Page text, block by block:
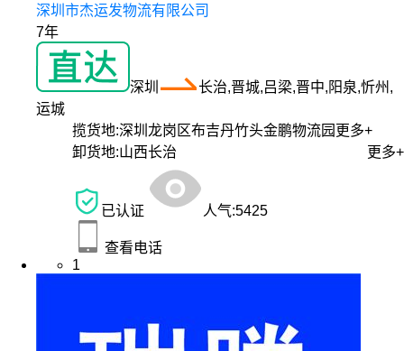
深圳市杰运发物流有限公司
7年
深圳
长治,晋城,吕梁,晋中,阳泉,忻州,
运城
揽货地:深圳龙岗区布吉丹竹头金鹏物流园 更多+
卸货地:山西长治 更多+
已认证 人气:5425
查看电话
1